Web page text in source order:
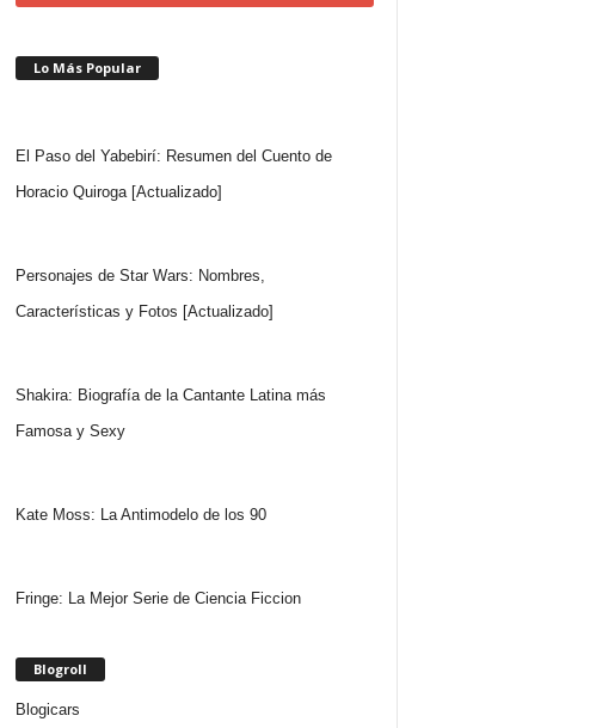
Lo Más Popular
El Paso del Yabebirí: Resumen del Cuento de
Horacio Quiroga [Actualizado]
Personajes de Star Wars: Nombres,
Características y Fotos [Actualizado]
Shakira: Biografía de la Cantante Latina más
Famosa y Sexy
Kate Moss: La Antimodelo de los 90
Fringe: La Mejor Serie de Ciencia Ficcion
Blogroll
Blogicars